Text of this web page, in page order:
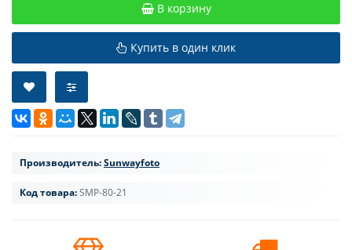
В корзину
Купить в один клик
Производитель:Sunwayfoto
Код товара:SMP-80-21